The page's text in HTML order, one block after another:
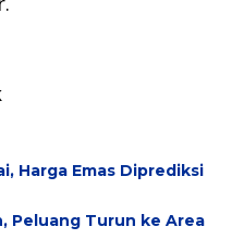
Harga Emas Diprediksi
Peluang Turun ke Area